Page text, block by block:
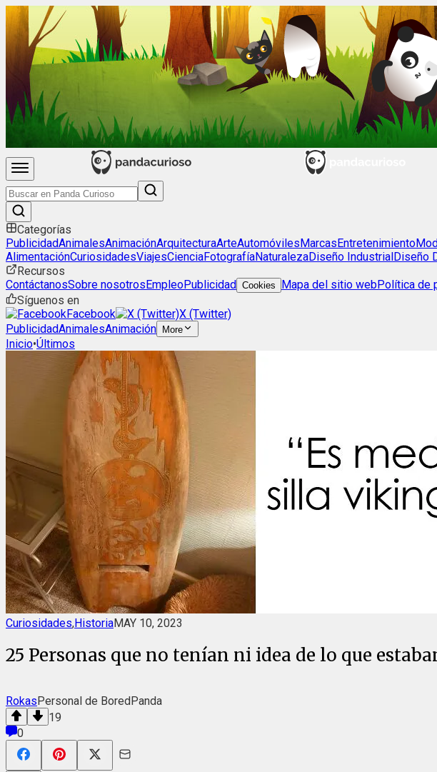
Categorías
PublicidadAnimalesAnimaciónArquitecturaArteAutomóvilesMarcasEntretenimiento
AlimentaciónCuriosidadesViajesCienciaFotografíaNaturalezaDiseño IndustrialDiseño
Recursos
ContáctanosSobre nosotrosEmpleoPublicidad Cookies Mapa del sitio webPolítica de
Síguenos en
Facebook
X (Twitter)
PublicidadAnimalesAnimación More
Inicio•Últimos
Curiosidades,HistoriaMAY 10, 2023
25 Personas que no tenían ni idea de lo que
RokasPersonal de BoredPanda
19
0